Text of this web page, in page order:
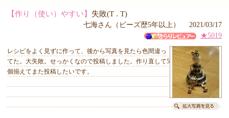
【作り（使い）やすい】 失敗(T . T)
七海さん（ビーズ歴5年以上） 2021/03/17
★5019
レシピをよく見ずに作って、後から写真を見たら色間違っ
てた。大失敗。せっかくなので投稿しました。作り直して5
個揃えてまた投稿したいです。